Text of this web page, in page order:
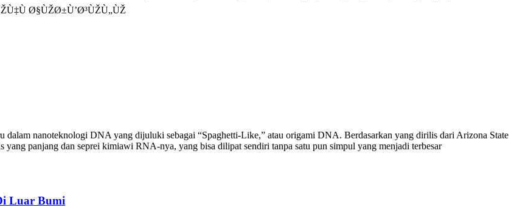
Ø§ÙŽØ±Ù’Ø³ÙŽÙ„ÙŽ
dalam nanoteknologi DNA yang dijuluki sebagai “Spaghetti-Like,” atau origami DNA. Berdasarkan yang dirilis dari Arizona State
panjang dan seprei kimiawi RNA-nya, yang bisa dilipat sendiri tanpa satu pun simpul yang menjadi terbesar
Luar Bumi